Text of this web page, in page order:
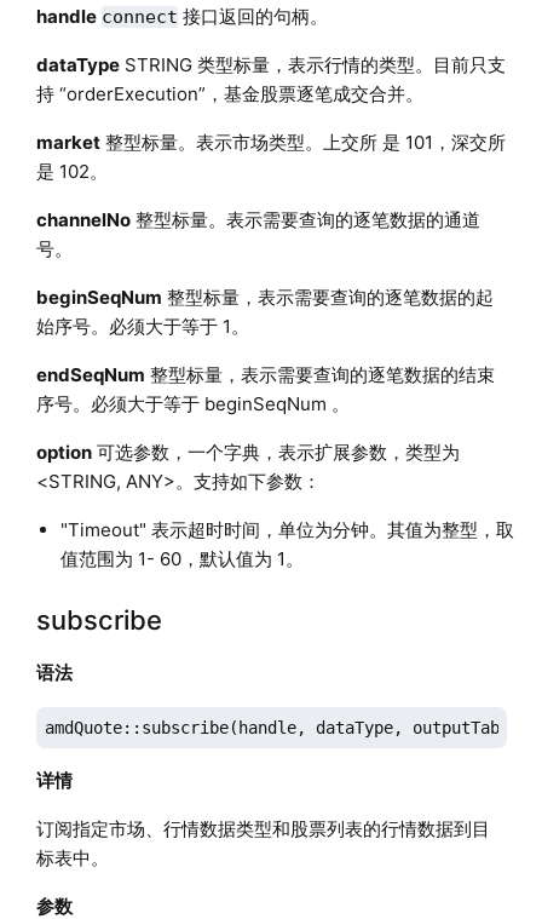
handle connect 接口返回的句柄。
dataTypeSTRING 类型标量，表示行情的类型。目前只支
持 “orderExecution”，基金股票逐笔成交合并。
market整型标量。表示市场类型。上交所 是 101，深交所
是 102。
channelNo整型标量。表示需要查询的逐笔数据的通道
号。
beginSeqNum 整型标量，表示需要查询的逐笔数据的起
始序号。必须大于等于 1。
endSeqNum 整型标量，表示需要查询的逐笔数据的结束
序号。必须大于等于 beginSeqNum 。
option可选参数，一个字典，表示扩展参数，类型为
<STRING, ANY>。支持如下参数：
"Timeout" 表示超时时间，单位为分钟。其值为整型，取
值范围为 1- 60，默认值为 1。
subscribe
语法
amdQuote::subscribe(handle, dataType,
详情
订阅指定市场、行情数据类型和股票列表的行情数据到目
标表中。
参数